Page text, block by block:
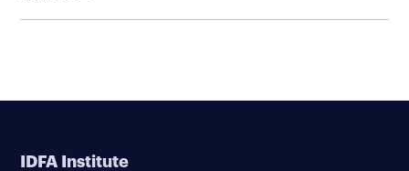
IDFA Institute